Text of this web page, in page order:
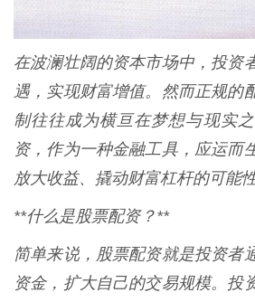
在波澜壮阔的资本市场中，投资
遇，实现财富增值。然而正规的
制往往成为横亘在梦想与现实
资，作为一种金融工具，应运而
放大收益、撬动财富杠杆的可能性
**什么是股票配资？**
简单来说，股票配资就是投资者
资金，扩大自己的交易规模。投